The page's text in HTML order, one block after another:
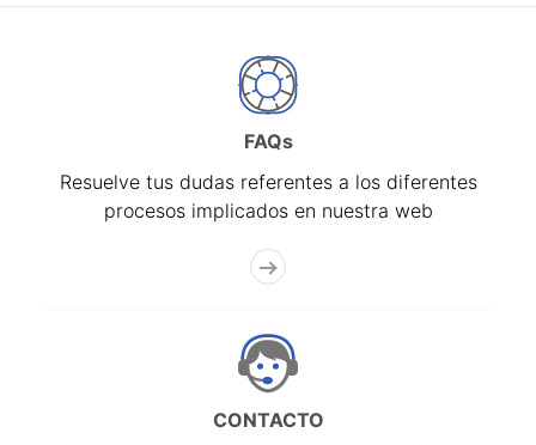
FAQs
Resuelve tus dudas referentes a los diferentes
procesos implicados en nuestra web
CONTACTO